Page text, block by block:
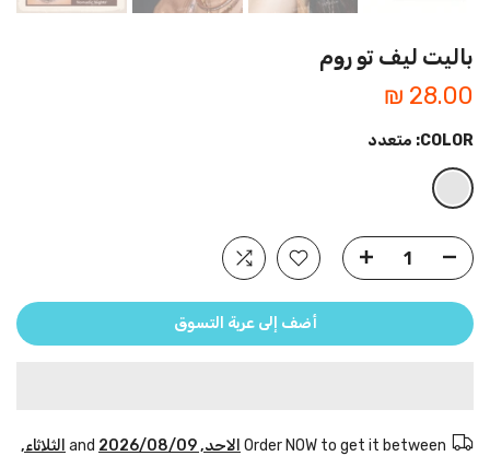
باليت ليف تو روم
28.00 ₪
COLOR: متعدد
أضف إلى عربة التسوق
Order NOW to get it between الاحد, 2026/08/09
الثلاثاء,